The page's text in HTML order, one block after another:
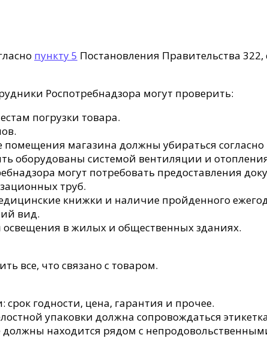
пункту 5 Постановления Правительства
Роспотребнадзора могут проверить:
погрузки товара.
магазина должны убираться согласно
оборудованы системой вентиляции и
могут потребовать предоставления
труб.
книжки и наличие пройденного
вид.
в жилых и общественных зданиях.
все, что связано с товаром.
годности, цена, гарантия и прочее.
упаковки должна сопровождаться
должны находится рядом с